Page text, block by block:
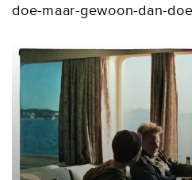
doe-maar-gewoon-dan-
weerspiegeld in de films
het realisme de
aantal...